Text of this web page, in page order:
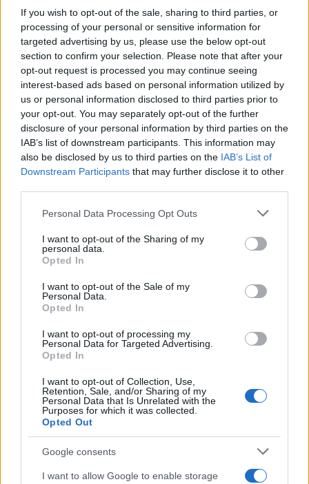
If you wish to opt-out of the sale, sharing to third parties, or
processing of your personal or sensitive information for
targeted advertising by us, please use the below opt-out
section to confirm your selection. Please note that after your
opt-out request is processed you may continue seeing
interest-based ads based on personal information utilized by
us or personal information disclosed to third parties prior to
your opt-out. You may separately opt-out of the further
disclosure of your personal information by third parties on the
IAB’s list of downstream participants. This information may
also be disclosed by us to third parties on the IAB’s List of
Downstream Participants that may further disclose it to other
Please note that this website/app uses one or more Google
not limited to your visit or usage behaviour. You may click to
grant or deny consent to Google and its third-party tags to
use your data for below specified purposes in below Google
consent section.
Personal Data Processing Opt Outs
I want to opt-out of the Sharing of my
personal data.
Opted In
I want to opt-out of the Sale of my
Personal Data.
Opted In
I want to opt-out of processing my
Personal Data for Targeted Advertising.
Opted In
I want to opt-out of Collection, Use,
Retention, Sale, and/or Sharing of my
Personal Data that Is Unrelated with the
Purposes for which it was collected.
Opted Out
Google consents
I want to allow Google to enable storage